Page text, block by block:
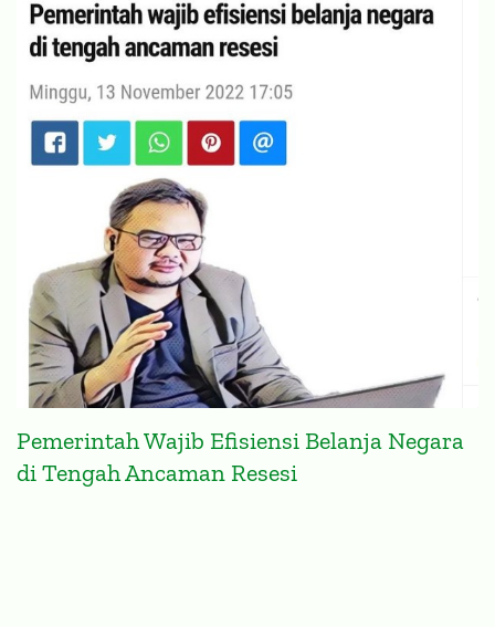
Pemerintah Wajib Efisiensi Belanja Negara
di Tengah Ancaman Resesi